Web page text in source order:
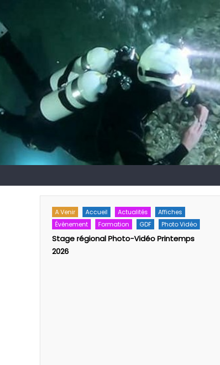
A Venir Calendrier Formation Secourisme
Calendrier formations secourisme 2025/26